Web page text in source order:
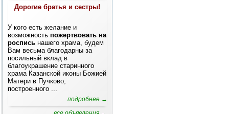
Дорогие братья и сестры!
У кого есть желание и
возможность пожертвовать на
роспись нашего храма, будем
Вам весьма благодарны за
посильный вклад в
благоукрашение старинного
храма Казанской иконы Божией
Матери в Пучково,
построенного ...
подробнее →